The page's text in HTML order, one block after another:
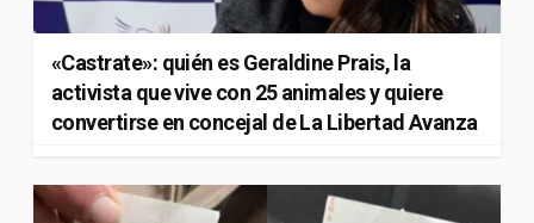
«Castrate»: quién es Geraldine Prais, la
activista que vive con 25 animales y quiere
convertirse en concejal de La Libertad Avanza